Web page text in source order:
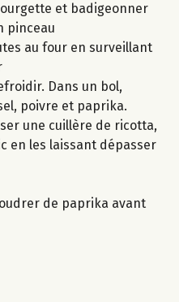
et badigeonner
pinceau
au four en surveillant
Dans un bol,
poivre et paprika.
une cuillère de ricotta,
en les laissant dépasser
de paprika avant